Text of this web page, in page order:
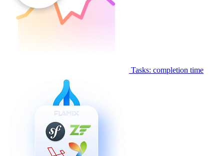
Tasks: completion time